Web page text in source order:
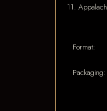
11.
Format:
Packaging: